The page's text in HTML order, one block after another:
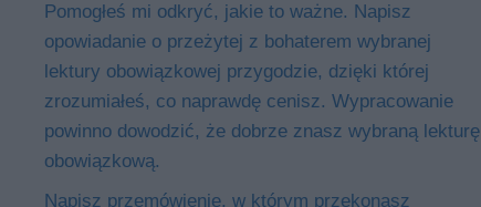
Pomogłeś mi odkryć, jakie to ważne. Napisz
opowiadanie o przeżytej z bohaterem wybranej
lektury obowiązkowej przygodzie, dzięki której
zrozumiałeś, co naprawdę cenisz. Wypracowanie
powinno dowodzić, że dobrze znasz wybraną lekturę
obowiązkową.
Napisz przemówienie, w którym przekonasz